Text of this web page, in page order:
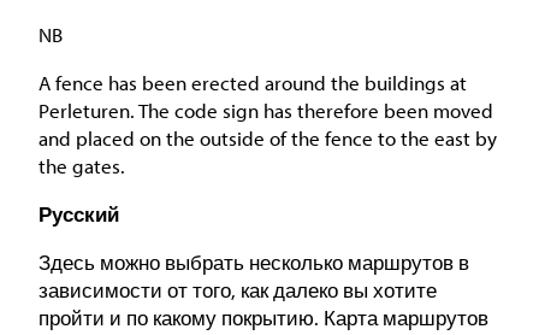
NB
A fence has been erected around the buildings at
Perleturen. The code sign has therefore been moved
and placed on the outside of the fence to the east by
the gates.
Русский
Здесь можно выбрать несколько маршрутов в
зависимости от того, как далеко вы хотите
пройти и по какому покрытию. Карта маршрутов